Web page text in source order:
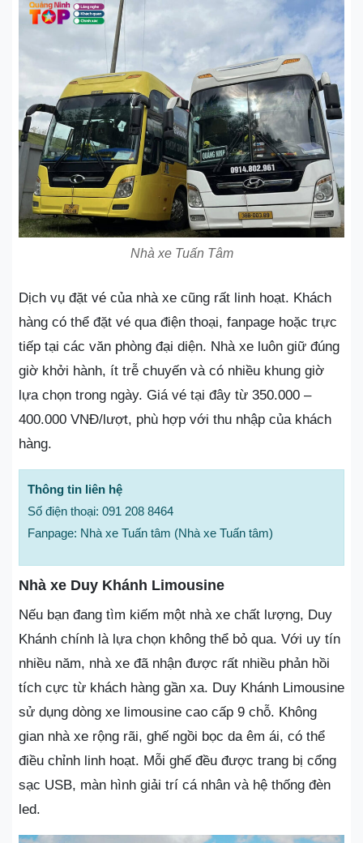
Nhà xe Tuấn Tâm
Dịch vụ đặt vé của nhà xe cũng rất linh hoạt. Khách
hàng có thể đặt vé qua điện thoại, fanpage hoặc trực
tiếp tại các văn phòng đại diện. Nhà xe luôn giữ đúng
giờ khởi hành, ít trễ chuyến và có nhiều khung giờ
lựa chọn trong ngày. Giá vé tại đây từ 350.000 –
400.000 VNĐ/lượt, phù hợp với thu nhập của khách
hàng.
Thông tin liên hệ
Số điện thoại: 091 208 8464
Fanpage: Nhà xe Tuấn tâm (Nhà xe Tuấn tâm)
Nhà xe Duy Khánh Limousine
Nếu bạn đang tìm kiếm một nhà xe chất lượng, Duy
Khánh chính là lựa chọn không thể bỏ qua. Với uy tín
nhiều năm, nhà xe đã nhận được rất nhiều phản hồi
tích cực từ khách hàng gần xa. Duy Khánh Limousine
sử dụng dòng xe limousine cao cấp 9 chỗ. Không
gian nhà xe rộng rãi, ghế ngồi bọc da êm ái, có thể
điều chỉnh linh hoạt. Mỗi ghế đều được trang bị cổng
sạc USB, màn hình giải trí cá nhân và hệ thống đèn
led.